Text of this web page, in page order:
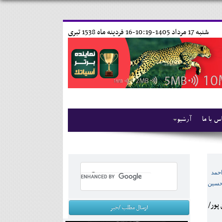
16 فردينه ماه 1538 تبری شنبه 17 مرداد 1405-10:19-
آرشیو با ما
احمد
حسین
پور/
ارسال مطلب /خبر